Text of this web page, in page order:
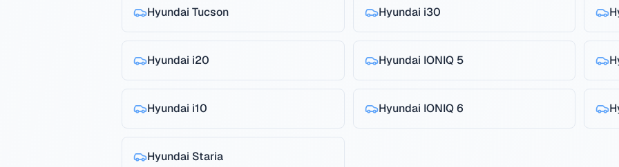
Hyundai Tucson Hyundai i30
Hyundai i20 Hyundai IONIQ 5
Hyundai i10 Hyundai IONIQ 6
Hyundai Staria